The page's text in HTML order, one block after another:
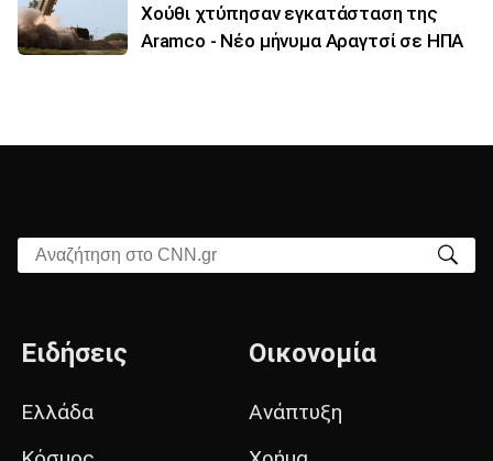
Χούθι χτύπησαν εγκατάσταση της
Aramco - Νέο μήνυμα Αραγτσί σε ΗΠΑ
Αναζήτηση στο CNN.gr
Ειδήσεις
Ελλάδα
Οικονομία
Ανάπτυξη